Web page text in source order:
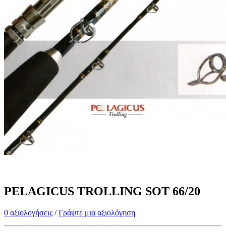
PELAGICUS TROLLING SOT 66/20
0 αξιολογήσεις /Γράψτε μια αξιολόγηση